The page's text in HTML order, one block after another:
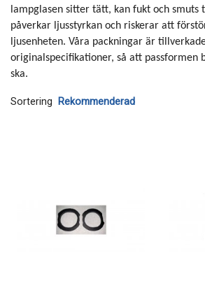
lampglasen sitter tätt, kan fukt och smuts
påverkar ljusstyrkan och riskerar att
ljusenheten. Våra packningar är
originalspecifikationer, så att passformen
ska.
Sortering